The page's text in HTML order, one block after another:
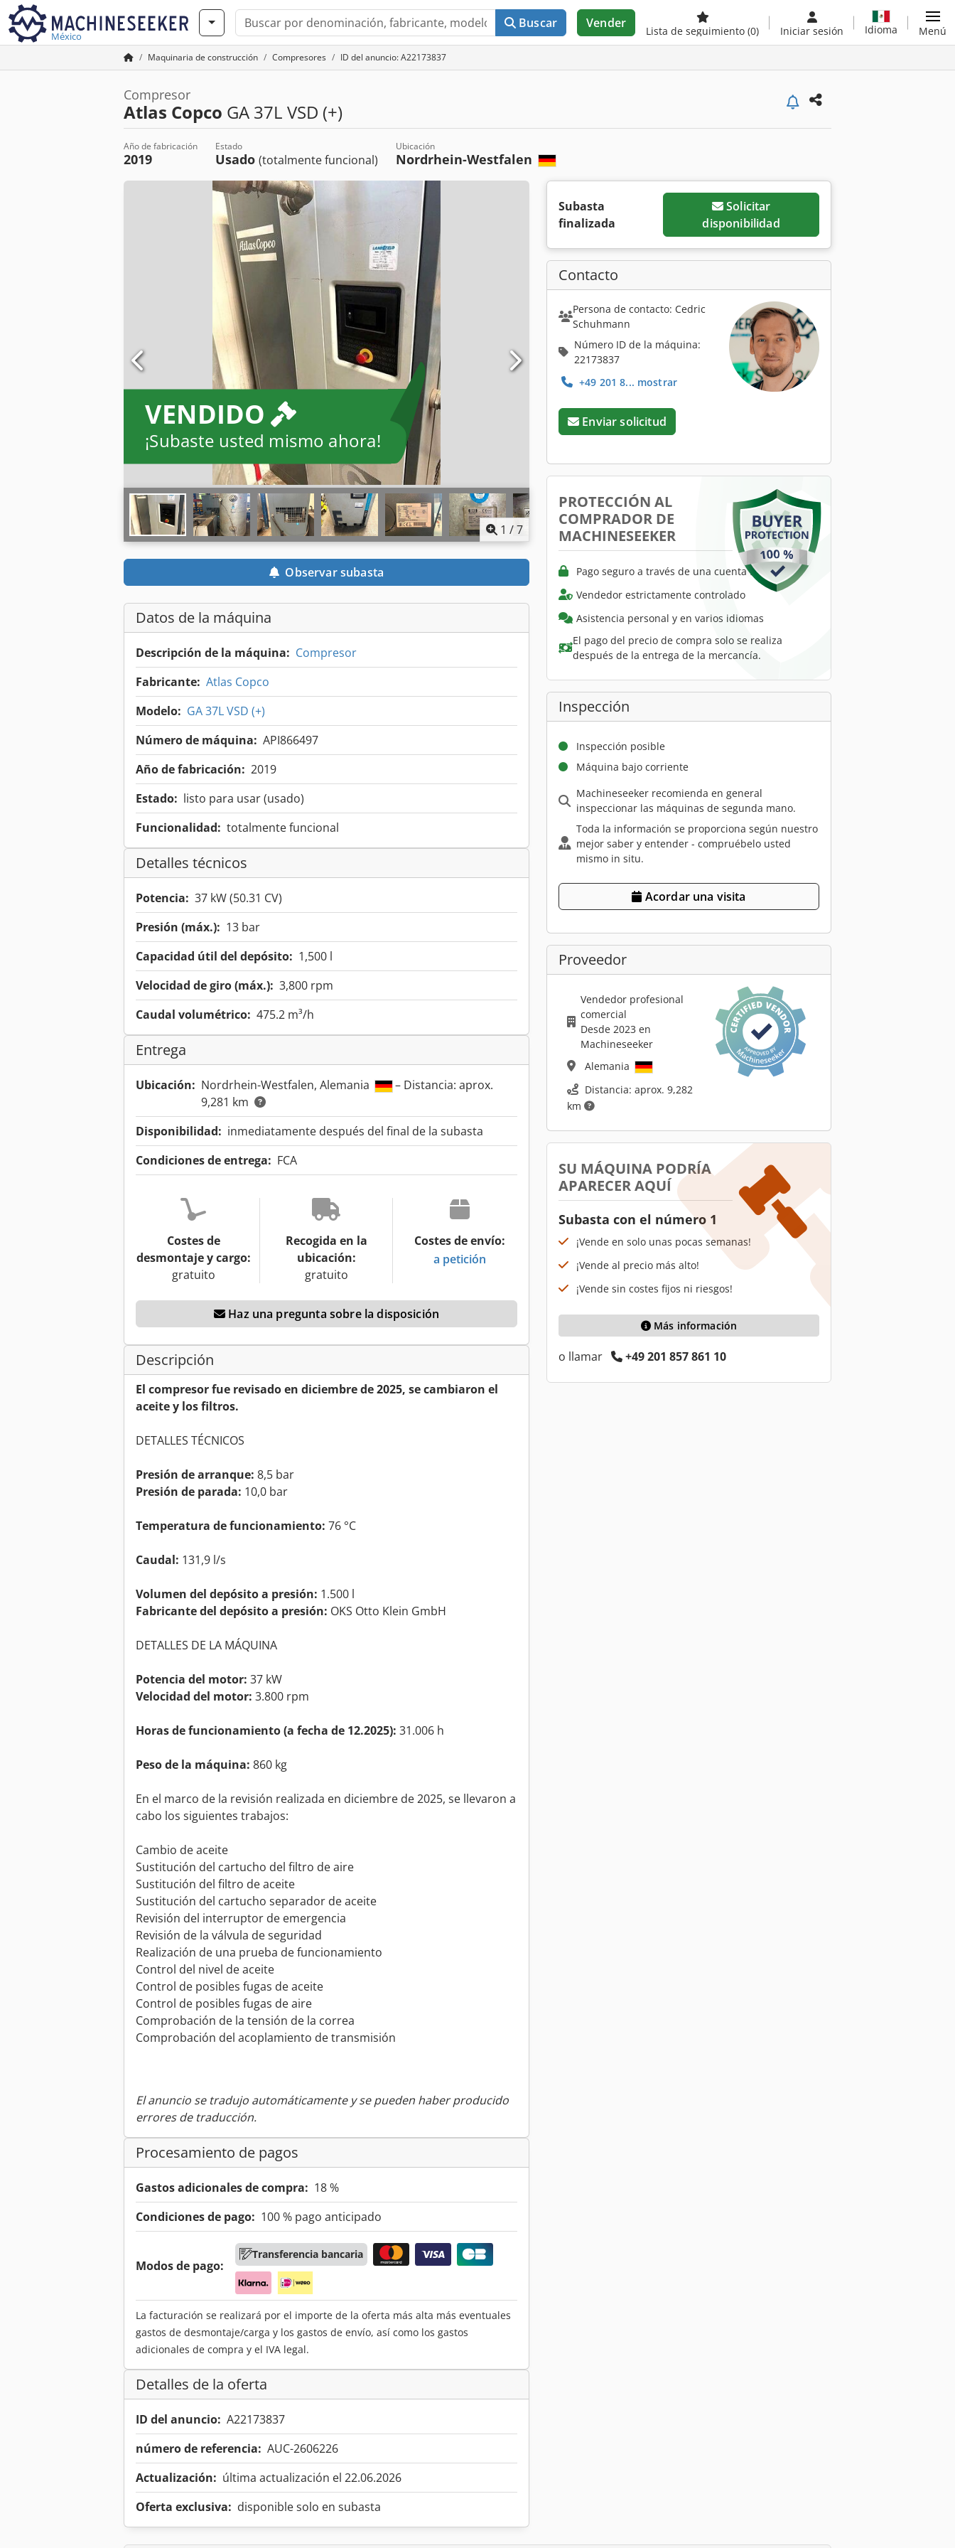
México
Buscar Vender
Lista de seguimiento (0) Iniciar sesión Idioma Menú
Maquinaria de construcción Compresores ID del anuncio: A22173837
Compresor
Atlas Copco GA 37L VSD (+)
Año de fabricación
2019
Estado
Usado (totalmente funcional)
Ubicación
Nordrhein-Westfalen
VENDIDO
¡Subaste usted mismo ahora!
1 /7
Observar subasta
Datos de la máquina
Descripción de la máquina: Compresor
Fabricante: Atlas Copco
Modelo: GA 37L VSD (+)
Número de máquina: API866497
Año de fabricación: 2019
Estado: listo para usar (usado)
Funcionalidad: totalmente funcional
Detalles técnicos
Potencia: 37 kW (50.31 CV)
Presión (máx.): 13 bar
Capacidad útil del depósito: 1,500 l
Velocidad de giro (máx.): 3,800 rpm
Caudal volumétrico: 475.2 m³/h
Entrega
Ubicación: Nordrhein-Westfalen, Alemania
– Distancia: aprox.
9,281 km
Disponibilidad: inmediatamente después del final de la subasta
Condiciones de entrega: FCA
Costes de
desmontaje y cargo:
gratuito
Recogida en la
ubicación:
gratuito
Costes de envío:
a petición
Haz una pregunta sobre la disposición
Descripción
El compresor fue revisado en diciembre de 2025, se cambiaron el
aceite y los filtros.
DETALLES TÉCNICOS
Presión de arranque: 8,5 bar
Presión de parada: 10,0 bar
Temperatura de funcionamiento: 76 °C
Caudal: 131,9 l/s
Volumen del depósito a presión: 1.500 l
Fabricante del depósito a presión: OKS Otto Klein GmbH
DETALLES DE LA MÁQUINA
Potencia del motor: 37 kW
Velocidad del motor: 3.800 rpm
Horas de funcionamiento (a fecha de 12.2025): 31.006 h
Peso de la máquina: 860 kg
En el marco de la revisión realizada en diciembre de 2025, se llevaron a
cabo los siguientes trabajos:
Cambio de aceite
Sustitución del cartucho del filtro de aire
Sustitución del filtro de aceite
Sustitución del cartucho separador de aceite
Revisión del interruptor de emergencia
Revisión de la válvula de seguridad
Realización de una prueba de funcionamiento
Control del nivel de aceite
Control de posibles fugas de aceite
Control de posibles fugas de aire
Comprobación de la tensión de la correa
Comprobación del acoplamiento de transmisión
El anuncio se tradujo automáticamente y se pueden haber producido
errores de traducción.
Procesamiento de pagos
Gastos adicionales de compra: 18 %
Condiciones de pago: 100 % pago anticipado
Modos de pago:
Transferencia bancaria
La facturación se realizará por el importe de la oferta más alta más eventuales
gastos de desmontaje/carga y los gastos de envío, así como los gastos
adicionales de compra y el IVA legal.
Detalles de la oferta
ID del anuncio: A22173837
número de referencia: AUC-2606226
Actualización: última actualización el 22.06.2026
Oferta exclusiva: disponible solo en subasta
Subasta
finalizada
Solicitar
disponibilidad
Contacto
Persona de contacto: Cedric
Schuhmann
Número ID de la máquina:
22173837
+49 201 8... mostrar
Enviar solicitud
PROTECCIÓN AL
COMPRADOR DE
MACHINESEEKER
Pago seguro a través de una cuenta fiduciaria
Vendedor estrictamente controlado
Asistencia personal y en varios idiomas
El pago del precio de compra solo se realiza
después de la entrega de la mercancía.
Inspección
Inspección posible
Máquina bajo corriente
Machineseeker recomienda en general
inspeccionar las máquinas de segunda mano.
Toda la información se proporciona según nuestro
mejor saber y entender - compruébelo usted
mismo in situ.
Acordar una visita
Proveedor
Vendedor profesional
comercial
Desde 2023 en
Machineseeker
Alemania
Distancia: aprox. 9,282
km
SU MÁQUINA PODRÍA
APARECER AQUÍ
Subasta con el número 1
¡Vende en solo unas pocas semanas!
¡Vende al precio más alto!
¡Vende sin costes fijos ni riesgos!
Más información
o llamar +49 201 857 861 10